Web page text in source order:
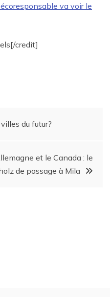
va voir le
credit]
du futur?
et le Canada : le
de passage à Mila